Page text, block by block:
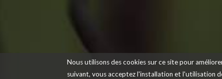
Nous utilisons des cookies sur ce site pour
suivant, vous acceptez l'installation et l'utilisation